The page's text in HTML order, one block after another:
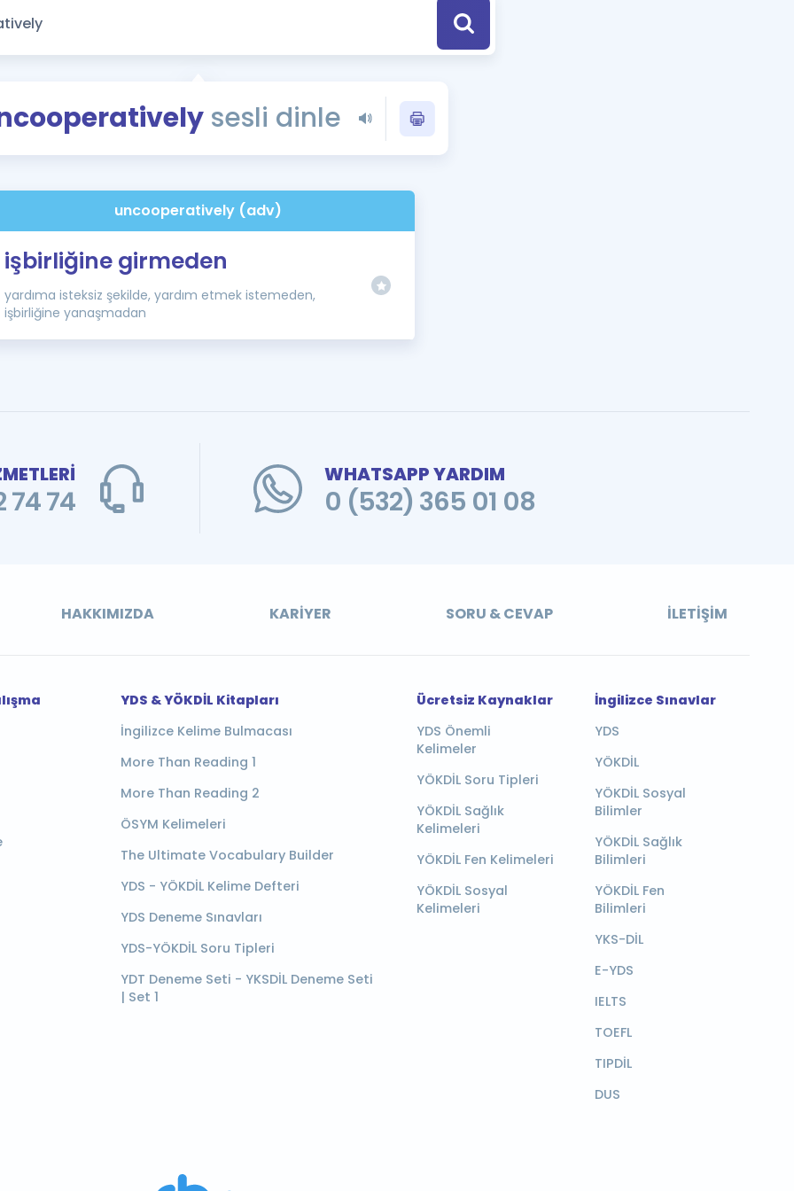
Eğitim ve Kitaplara Özel Fırsatlar
YDS - YÖKDİL Tüm Sınavlarla İlgili Haberler
İngilizce Gramer
İngilizce Gramer ve Konu Anlatımı
sesli dinle
uncooperatively (adv)
işbirliğine girmeden
yardıma isteksiz şekilde, yardım etmek istemeden,
işbirliğine yanaşmadan
74
WHATSAPP YARDIM
0 (532) 365 01 08
HAKKIMIZDA KARIYER SORU & CEVAP İLETIŞIM
YDS & YÖKDİL Kitapları
İngilizce Kelime Bulmacası
More Than Reading 1
More Than Reading 2
ÖSYM Kelimeleri
The Ultimate Vocabulary Builder
YDS - YÖKDİL Kelime Defteri
YDS Deneme Sınavları
YDS-YÖKDİL Soru Tipleri
YDT Deneme Seti - YKSDİL Deneme Seti
| Set 1
Ücretsiz Kaynaklar
YDS Önemli
Kelimeler
YÖKDİL Soru Tipleri
YÖKDİL Sağlık
Kelimeleri
YÖKDİL Fen Kelimeleri
YÖKDİL Sosyal
Kelimeleri
İngilizce Sınavlar
YDS
YÖKDİL
YÖKDİL Sosyal
Bilimler
YÖKDİL Sağlık
Bilimleri
YÖKDİL Fen
Bilimleri
YKS-DİL
E-YDS
IELTS
TOEFL
TIPDİL
DUS